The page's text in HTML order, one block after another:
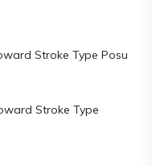
Stroke Type Posu
Stroke Type